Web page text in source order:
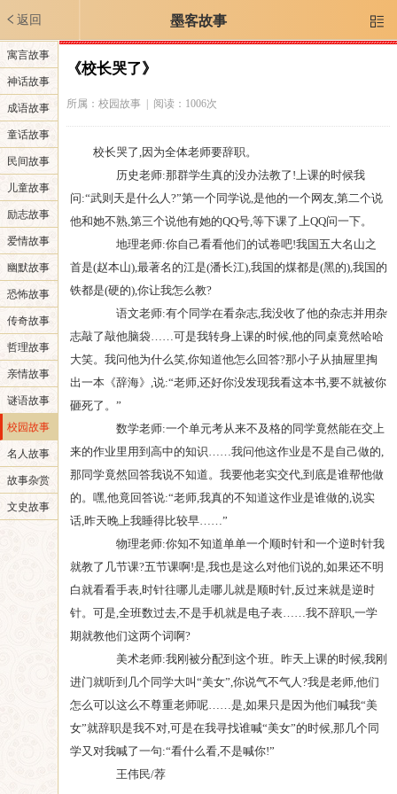
返回 墨客故事 
寓言故事
神话故事
成语故事
童话故事
民间故事
儿童故事
励志故事
爱情故事
幽默故事
恐怖故事
传奇故事
哲理故事
亲情故事
谜语故事
校园故事
名人故事
故事杂赏
文史故事
《校长哭了》
所属： 校园故事| 阅读：1006次
校长哭了,因为全体老师要辞职。
历史老师:那群学生真的没办法教了!上课的时候我
问:“武则天是什么人?”第一个同学说,是他的一个网友,第二个说
他和她不熟,第三个说他有她的QQ号,等下课了上QQ问一下。
地理老师:你自己看看他们的试卷吧!我国五大名山之
首是(赵本山),最著名的江是(潘长江),我国的煤都是(黑的),我国的
铁都是(硬的),你让我怎么教?
语文老师:有个同学在看杂志,我没收了他的杂志并用杂
志敲了敲他脑袋……可是我转身上课的时候,他的同桌竟然哈哈
大笑。我问他为什么笑,你知道他怎么回答?那小子从抽屉里掏
出一本《辞海》,说:“老师,还好你没发现我看这本书,要不就被你
砸死了。”
数学老师:一个单元考从来不及格的同学竟然能在交上
来的作业里用到高中的知识……我问他这作业是不是自己做的,
那同学竟然回答我说不知道。我要他老实交代,到底是谁帮他做
的。嘿,他竟回答说:“老师,我真的不知道这作业是谁做的,说实
话,昨天晚上我睡得比较早……”
物理老师:你知不知道单单一个顺时针和一个逆时针我
就教了几节课?五节课啊!是,我也是这么对他们说的,如果还不明
白就看看手表,时针往哪儿走哪儿就是顺时针,反过来就是逆时
针。可是,全班数过去,不是手机就是电子表……我不辞职,一学
期就教他们这两个词啊?
美术老师:我刚被分配到这个班。昨天上课的时候,我刚
进门就听到几个同学大叫“美女”,你说气不气人?我是老师,他们
怎么可以这么不尊重老师呢……是,如果只是因为他们喊我“美
女”就辞职是我不对,可是在我寻找谁喊“美女”的时候,那几个同
学又对我喊了一句:“看什么看,不是喊你!”
王伟民/荐